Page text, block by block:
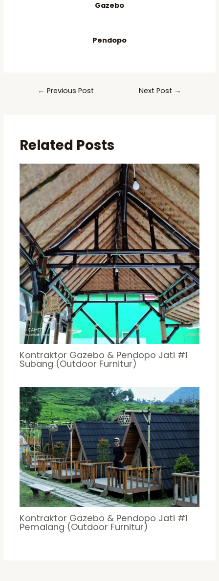
Gazebo
Pendopo
← Previous Post Next Post →
Related Posts
Kontraktor Gazebo & Pendopo Jati #1
Subang (Outdoor Furnitur)
Kontraktor Gazebo & Pendopo Jati #1
Pemalang (Outdoor Furnitur)